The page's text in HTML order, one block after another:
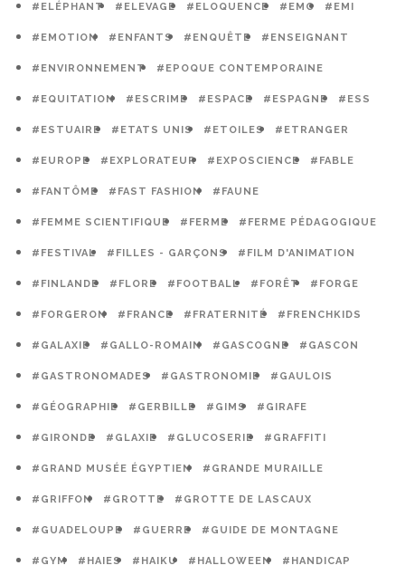
#ELÉPHANT #ELEVAGE #ELOQUENCE #EMC #EMI
#EMOTION #ENFANTS #ENQUÊTE #ENSEIGNANT
#ENVIRONNEMENT #EPOQUE CONTEMPORAINE
#EQUITATION #ESCRIME #ESPACE #ESPAGNE #ESS
#ESTUAIRE #ETATS UNIS #ETOILES #ETRANGER
#EUROPE #EXPLORATEUR #EXPOSCIENCE #FABLE
#FANTÔME #FAST FASHION #FAUNE
#FEMME SCIENTIFIQUE #FERME #FERME PÉDAGOGIQUE
#FESTIVAL #FILLES - GARÇONS #FILM D'ANIMATION
#FINLANDE #FLORE #FOOTBALL #FORÊT #FORGE
#FORGERON #FRANCE #FRATERNITÉ #FRENCHKIDS
#GALAXIE #GALLO-ROMAIN #GASCOGNE #GASCON
#GASTRONOMADES #GASTRONOMIE #GAULOIS
#GÉOGRAPHIE #GERBILLE #GIMS #GIRAFE
#GIRONDE #GLAXIE #GLUCOSERIE #GRAFFITI
#GRAND MUSÉE ÉGYPTIEN #GRANDE MURAILLE
#GRIFFON #GROTTE #GROTTE DE LASCAUX
#GUADELOUPE #GUERRE #GUIDE DE MONTAGNE
#GYM #HAIES #HAIKU #HALLOWEEN #HANDICAP